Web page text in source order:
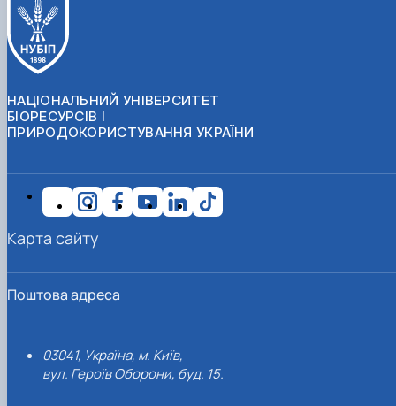
НАЦІОНАЛЬНИЙ УНІВЕРСИТЕТ
БІОРЕСУРСІВ І
ПРИРОДОКОРИСТУВАННЯ УКРАЇНИ
Поштова адреса
03041, Україна, м. Київ,
вул. Героїв Оборони, буд. 15.
Карта сайту